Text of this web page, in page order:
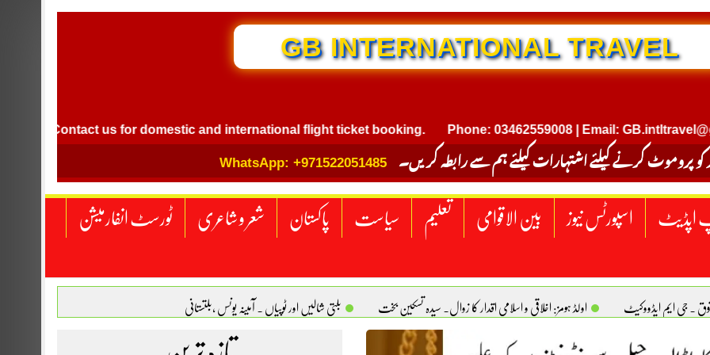
GB INTERNATIONAL TRAVEL
Contact us for domestic and international flight ticket booking. Phone: 03462559008 | Email:
کو پروموٹ کرنے کیلئے اشتہارات کیلئے ہم سے رابطہ کریں۔ WhatsApp: +971522051485
اپڈیٹ اسپورٹس نیوز بین الاقوامی تعلیم سیاست پاکستان شعر و شاعری ٹورسٹ انفارمیشن
. جی ایم ایڈووکیٹ اولڈ ہومز: اخلاقی و اسلامی اقدار کا زوال. سیدہ تسکین بخت بلتی شالیں اور ٹوپیاں . آمینہ یونس ،بلتستانی
امریکا یومِ استحصالِ کشمیر انجینیئر علی رضوان چوہدری برقع پوشی اور مرد کی نگاہ . محمد اسامہ مہر(ملتان )